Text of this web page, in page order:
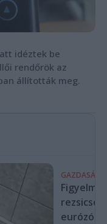
idéztek be
rendőrök az
állították meg.
GAZDASÁG